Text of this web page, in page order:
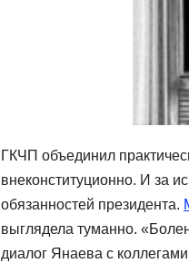
ГКЧП объединил
внеконституционно. И за
обязанностей президента.
выглядела туманно.
диалог Янаева с